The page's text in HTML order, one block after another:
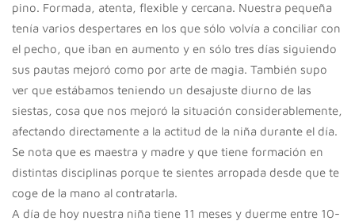
pino. Formada, atenta, flexible y cercana. Nuestra pequeña
tenía varios despertares en los que sólo volvía a conciliar con
el pecho, que iban en aumento y en sólo tres días siguiendo
sus pautas mejoró como por arte de magia. También supo
ver que estábamos teniendo un desajuste diurno de las
siestas, cosa que nos mejoró la situación considerablemente,
afectando directamente a la actitud de la niña durante el día.
Se nota que es maestra y madre y que tiene formación en
distintas disciplinas porque te sientes arropada desde que te
coge de la mano al contratarla.
A día de hoy nuestra niña tiene 11 meses y duerme entre 10-